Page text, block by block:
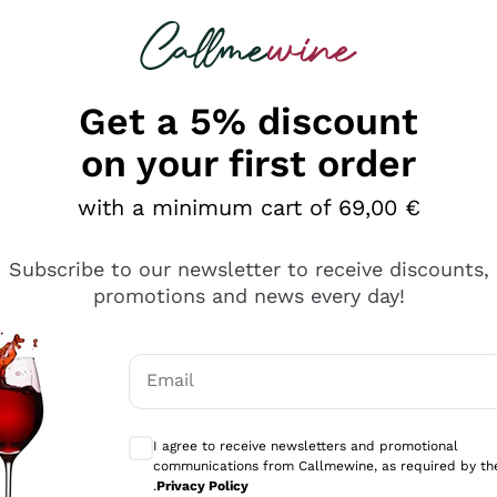
looking for
diversi e con un ampio range di prezzo. Le
Get a 5% discount
on your first order
with a minimum cart of 69,00 €
Subscribe to our newsletter to receive discounts,
promotions and news every day!
Email
I agree to receive newsletters and promotional
communications from Callmewine, as required by
.Privacy Policy